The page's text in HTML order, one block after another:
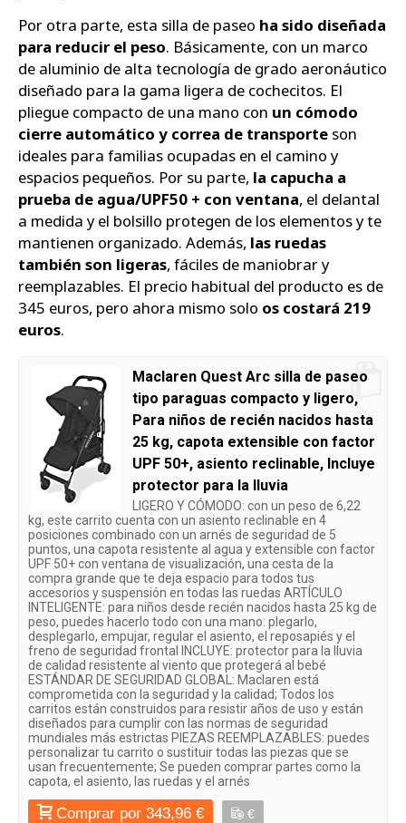
Por otra parte, esta silla de paseo ha sido diseñada
para reducir el peso. Básicamente, con un marco
de aluminio de alta tecnología de grado aeronáutico
diseñado para la gama ligera de cochecitos. El
pliegue compacto de una mano con un cómodo
cierre automático y correa de transporte son
ideales para familias ocupadas en el camino y
espacios pequeños. Por su parte, la capucha a
prueba de agua/UPF50 + con ventana, el delantal
a medida y el bolsillo protegen de los elementos y te
mantienen organizado. Además, las ruedas
también son ligeras, fáciles de maniobrar y
reemplazables. El precio habitual del producto es de
345 euros, pero ahora mismo solo os costará 219
euros.
Maclaren Quest Arc silla de paseo
tipo paraguas compacto y ligero,
Para niños de recién nacidos hasta
25 kg, capota extensible con factor
UPF 50+, asiento reclinable, Incluye
protector para la lluvia
LIGERO Y CÓMODO: con un peso de 6,22
kg, este carrito cuenta con un asiento reclinable en 4
posiciones combinado con un arnés de seguridad de 5
puntos, una capota resistente al agua y extensible con factor
UPF 50+ con ventana de visualización, una cesta de la
compra grande que te deja espacio para todos tus
accesorios y suspensión en todas las ruedas ARTÍCULO
INTELIGENTE: para niños desde recién nacidos hasta 25 kg de
peso, puedes hacerlo todo con una mano: plegarlo,
desplegarlo, empujar, regular el asiento, el reposapiés y el
freno de seguridad frontal INCLUYE: protector para la lluvia
de calidad resistente al viento que protegerá al bebé
ESTÁNDAR DE SEGURIDAD GLOBAL: Maclaren está
comprometida con la seguridad y la calidad; Todos los
carritos están construidos para resistir años de uso y están
diseñados para cumplir con las normas de seguridad
mundiales más estrictas PIEZAS REEMPLAZABLES: puedes
personalizar tu carrito o sustituir todas las piezas que se
usan frecuentemente; Se pueden comprar partes como la
capota, el asiento, las ruedas y el arnés
Comprar por 343,96 € €